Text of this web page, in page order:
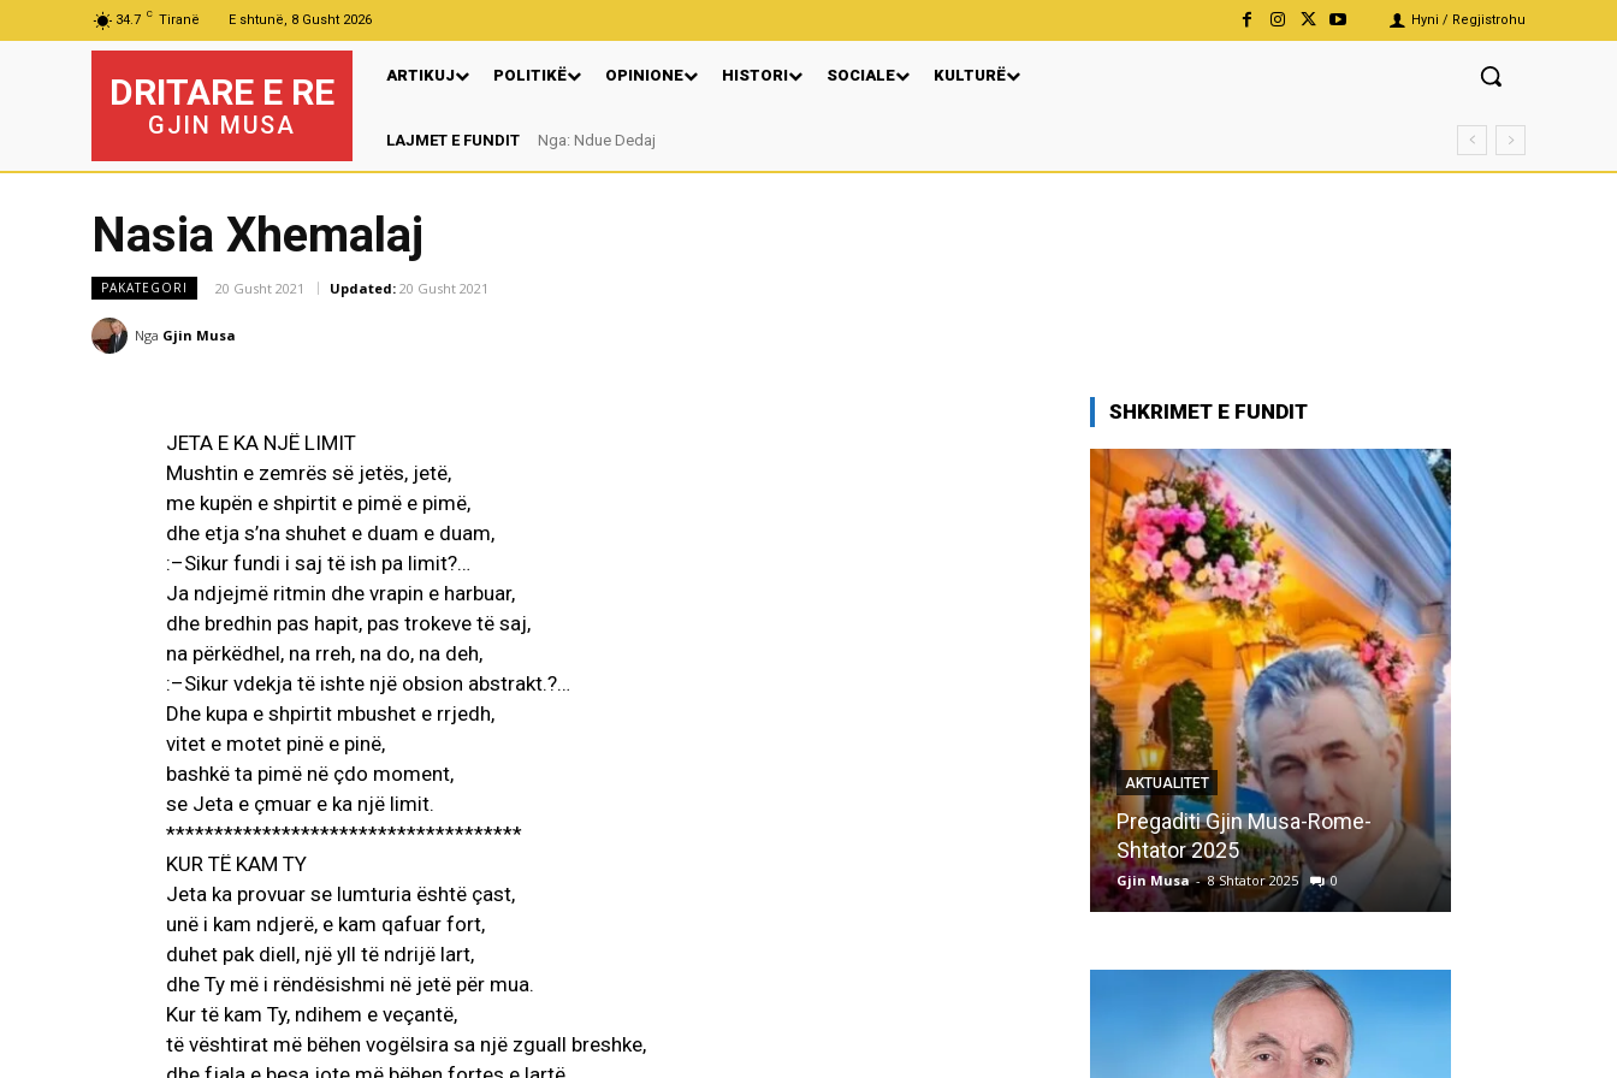
34.7 C Tiranë E shtunë, 8 Gusht 2026 Hyni / Regjistrohu
DRITARE E RE
GJIN MUSA
ARTIKUJ POLITIKË OPINIONE HISTORI SOCIALE KULTURË
LAJMET E FUNDIT Autore Katerina Tereziu Ligeja
Nasia Xhemalaj
PAKATEGORI 20 Gusht 2021 Updated: 20 Gusht 2021
Nga Gjin Musa
JETA E KA NJË LIMIT
Mushtin e zemrës së jetës, jetë,
me kupën e shpirtit e pimë e pimë,
dhe etja s’na shuhet e duam e duam,
:–Sikur fundi i saj të ish pa limit?…
Ja ndjejmë ritmin dhe vrapin e harbuar,
dhe bredhin pas hapit, pas trokeve të saj,
na përkëdhel, na rreh, na do, na deh,
:–Sikur vdekja të ishte një obsion abstrakt.?…
Dhe kupa e shpirtit mbushet e rrjedh,
vitet e motet pinë e pinë,
bashkë ta pimë në çdo moment,
se Jeta e çmuar e ka një limit.
*************************************
KUR TË KAM TY
Jeta ka provuar se lumturia është çast,
unë i kam ndjerë, e kam qafuar fort,
duhet pak diell, një yll të ndrijë lart,
dhe Ty më i rëndësishmi në jetë për mua.
Kur të kam Ty, ndihem e veçantë,
të vështirat më bëhen vogëlsira sa një zguall breshke,
SHKRIMET E FUNDIT
AKTUALITET
Pregaditi Gjin Musa-Rome-
Shtator 2025
Gjin Musa - 8 Shtator 2025 0